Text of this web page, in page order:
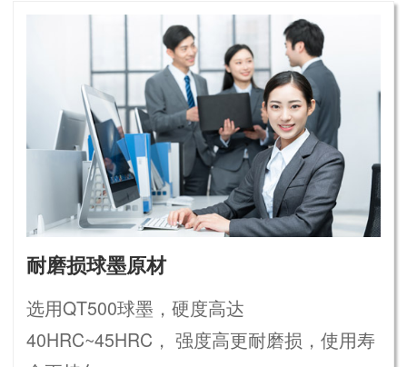
耐磨损球墨原材
选用QT500球墨，硬度高达
40HRC~45HRC， 强度高更耐磨损，使用寿